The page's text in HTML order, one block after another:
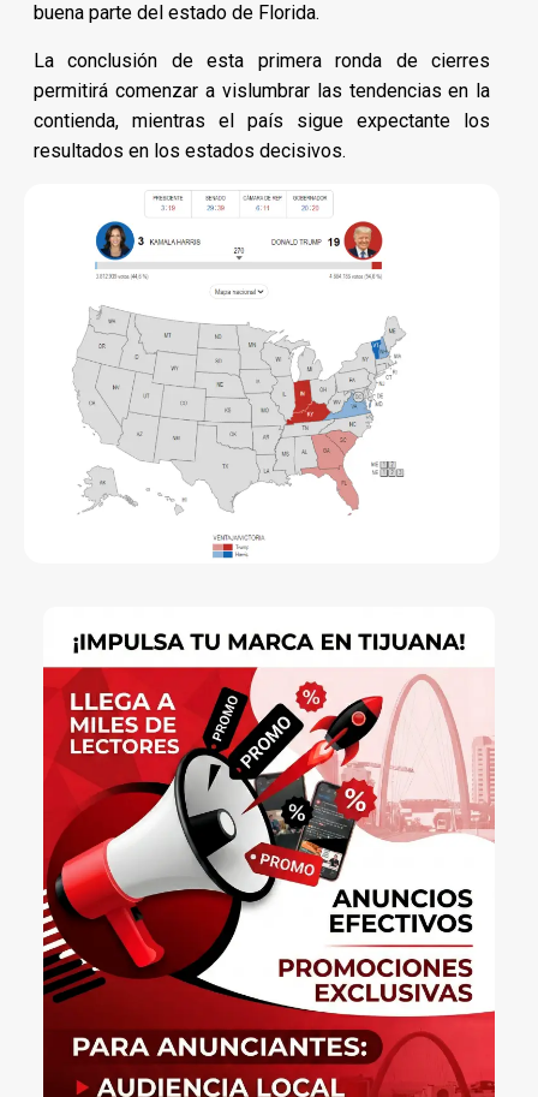
buena parte del estado de Florida.
La conclusión de esta primera ronda de cierres
permitirá comenzar a vislumbrar las tendencias en la
contienda, mientras el país sigue expectante los
resultados en los estados decisivos.